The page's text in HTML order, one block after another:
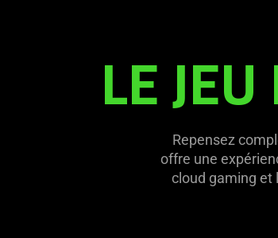
LE
Repensez
offre une
cloud gaming et